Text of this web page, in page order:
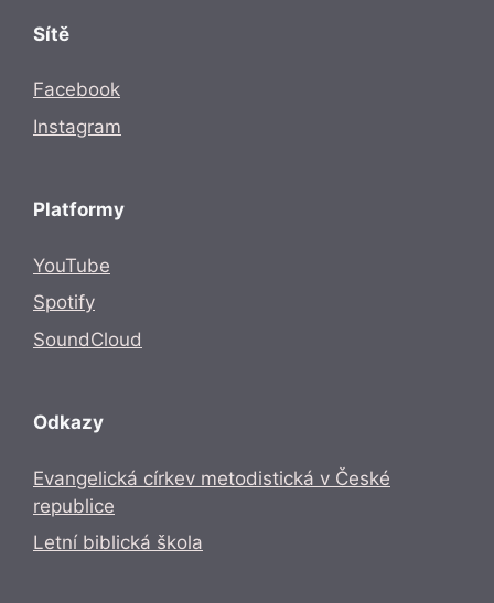
Sítě
Facebook
Instagram
Platformy
YouTube
Spotify
SoundCloud
Odkazy
Evangelická církev metodistická v České
republice
Letní biblická škola